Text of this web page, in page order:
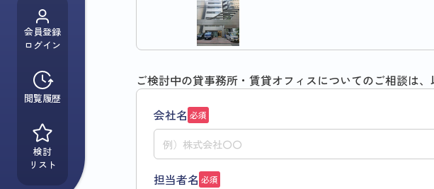
会員登録
ログイン
閲覧履歴
検討
リスト
ご検討中の貸事務所・賃貸オフィスについてのご相談は
会社名 必須
担当者名 必須